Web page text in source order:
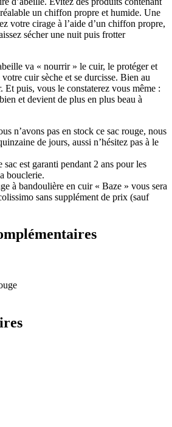
un chiffon propre et humide. Une
votre cirage à l’aide d’un chiffon propre,
sécher une nuit puis frotter
va « nourrir » le cuir, le protéger et
cuir sèche et se durcisse. Bien au
Et puis, vous le constaterez vous même :
et devient de plus en plus beau à
n’avons pas en stock ce sac rouge, nous
de jours, aussi n’hésitez pas à le
sac est garanti pendant 2 ans pour les
bouclerie.
à bandoulière en cuir « Baze » vous sera
sans supplément de prix (sauf